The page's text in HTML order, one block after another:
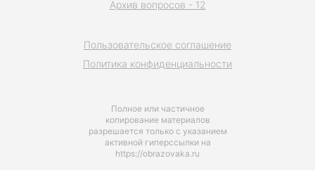
Полное или частичное
копирование материалов
разрешается только с указанием
активной гиперссылки на
https://obrazovaka.ru
Пользовательское соглашение
Политика конфиденциальности
Архив вопросов - 12